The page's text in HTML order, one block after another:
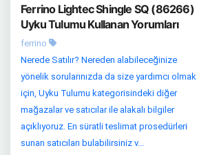
Ferrino Lightec Shingle SQ (86266)
Uyku Tulumu Kullanan Yorumları
ferrino
Nerede Satılır? Nereden alabileceğinize
yönelik sorularınızda da size yardımcı olmak
için, Uyku Tulumu kategorisindeki diğer
mağazalar ve satıcılar ile alakalı bilgiler
açıklıyoruz. En süratli teslimat prosedürleri
sunan satıcıları bulabilirsiniz v...